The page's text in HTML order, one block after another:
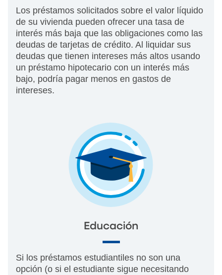
Los préstamos solicitados sobre el valor líquido
de su vivienda pueden ofrecer una tasa de
interés más baja que las obligaciones como las
deudas de tarjetas de crédito. Al liquidar sus
deudas que tienen intereses más altos usando
un préstamo hipotecario con un interés más
bajo, podría pagar menos en gastos de
intereses.
Educación
Si los préstamos estudiantiles no son una
opción (o si el estudiante sigue necesitando